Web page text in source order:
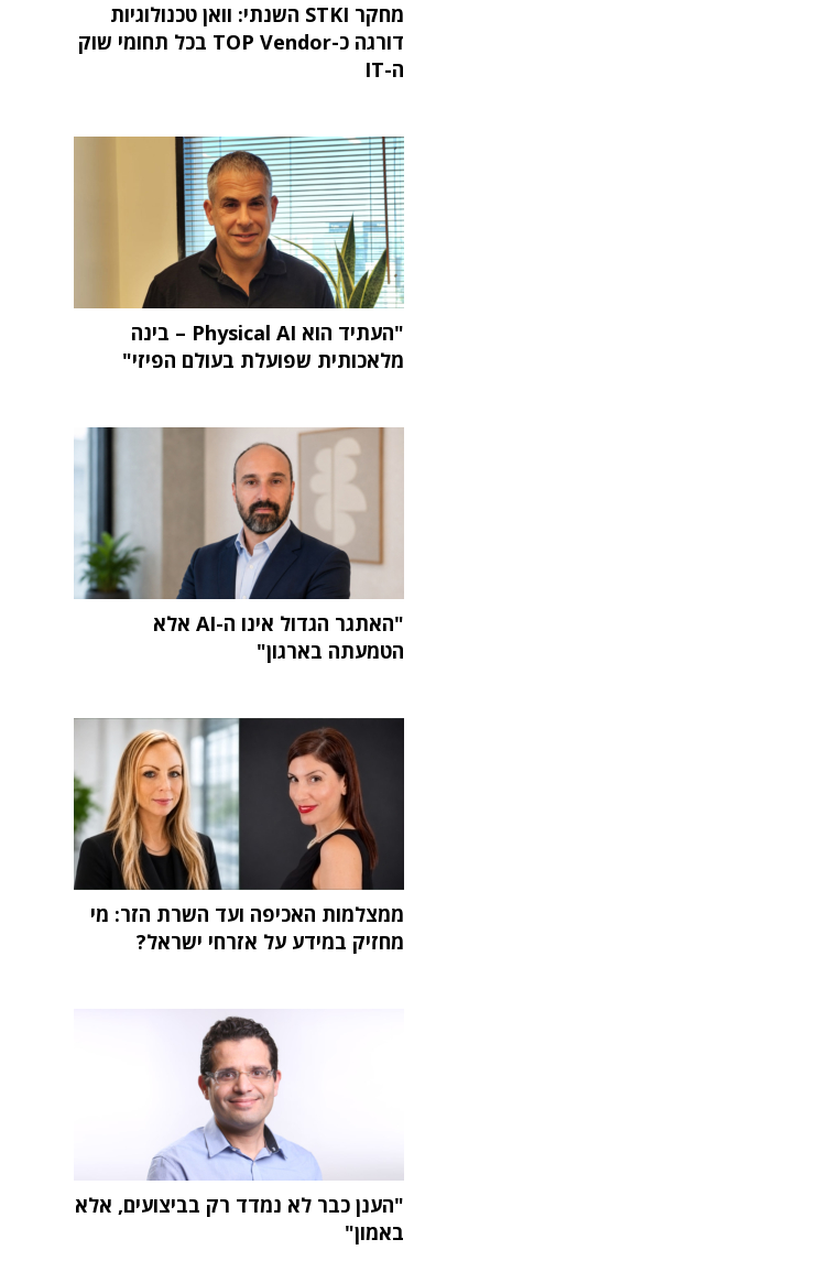
מחקר STKI השנתי: וואן טכנולוגיות
דורגה כ-TOP Vendor בכל תחומי שוק
ה-IT
"העתיד הוא Physical AI – בינה
מלאכותית שפועלת בעולם הפיזי"
"האתגר הגדול אינו ה-AI אלא
הטמעתה בארגון"
ממצלמות האכיפה ועד השרת הזר: מי
מחזיק במידע על אזרחי ישראל?
"הענן כבר לא נמדד רק בביצועים, אלא
באמון"